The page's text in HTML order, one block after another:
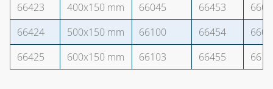
66423
400x150 mm 66045 66453
66424
500x150 mm 66100 66454
66425
600x150 mm 66103 66455